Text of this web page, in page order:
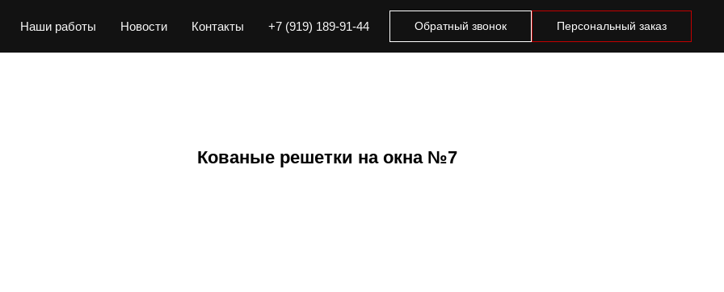
Наши работы Новости Контакты +7 (919) 189-91-44 Обратный звонок Персональный заказ
Кованые решетки на окна №7